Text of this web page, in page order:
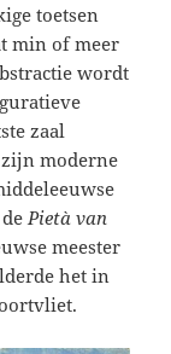
toetsen
min of meer
wordt
zaal
moderne
Pietà van
meester
het in